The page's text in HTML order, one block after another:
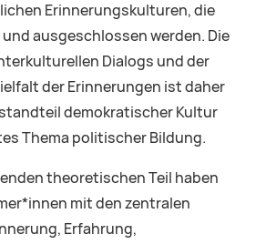
Erinnerungskulturen, die
ausgeschlossen werden. Die
Dialogs und der
der Erinnerungen ist daher
demokratischer Kultur
Thema politischer Bildung.
theoretischen Teil haben
mit den zentralen
Erfahrung,